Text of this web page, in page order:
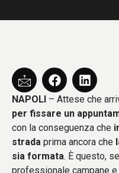
NAPOLI – Attese che
per fissare un
con la conseguenza che
strada prima ancora che
sia formata. È questo,
professionale campane